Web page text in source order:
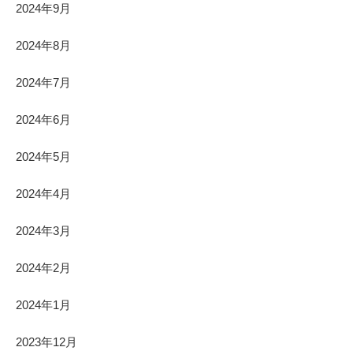
2024年9月
2024年8月
2024年7月
2024年6月
2024年5月
2024年4月
2024年3月
2024年2月
2024年1月
2023年12月